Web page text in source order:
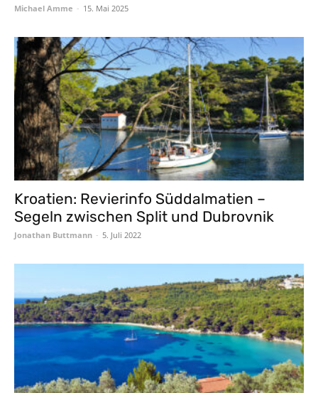
Michael Amme - 15. Mai 2025
Kroatien: Revierinfo Süddalmatien –
Segeln zwischen Split und Dubrovnik
Jonathan Buttmann - 5. Juli 2022